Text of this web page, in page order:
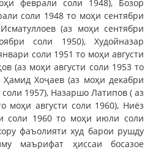
феврали соли 1948), Бозор
соли 1948 то моҳи сентябри
(аз моҳи сентябри
соли 1950), Худойназар
соли 1951 то моҳи августи
(аз моҳи августи соли 1953 то
Хоҷаев (аз моҳи декабри
1957), Назаршо Латипов ( аз
моҳи августи соли 1960), Ниёз
соли 1960 то моҳи июли соли
фаъолияти худ барои рушду
маърифат ҳиссаи босазое